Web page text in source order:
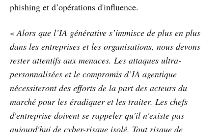
phishing et d’opérations d'influence.
«Alors que l’IA générative s’immisce de plus en plus
dans les entreprises et les organisations, nous devons
rester attentifs aux menaces. Les attaques ultra-
personnalisées et le compromis d’IA agentique
nécessiteront des efforts de la part des acteurs du
marché pour les éradiquer et les traiter. Les chefs
d'entreprise doivent se rappeler qu'il n'existe pas
aujourd'hui de cyber-risque isolé. Tout risque de